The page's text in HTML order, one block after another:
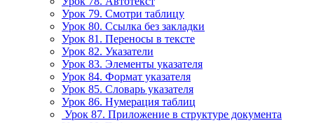
Урок 79. Смотри таблицу
Урок 80. Ссылка без закладки
Урок 81. Переносы в тексте
Урок 82. Указатели
Урок 83. Элементы указателя
Урок 84. Формат указателя
Урок 85. Словарь указателя
Урок 86. Нумерация таблиц
Урок 87. Приложение в структуре документа